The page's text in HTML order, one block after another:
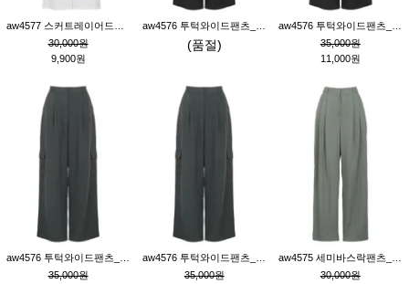
30,000원
9,900원
(품절)
35,000원
11,000원
35,000원
35,000원
30,000원